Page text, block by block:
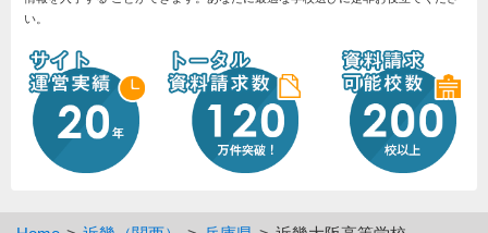
い。